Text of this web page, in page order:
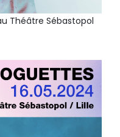
Théâtre Sébastopol